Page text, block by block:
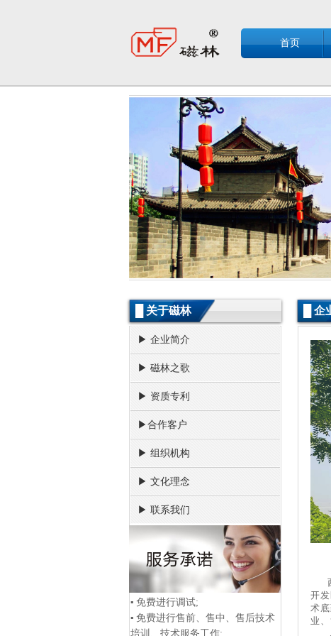
首页
█ 企
█ 关于磁林
▶ 企业简介
▶ 磁林之歌
▶ 资质专利
▶合作客户
▶ 组织机构
▶ 文化理念
▶ 联系我们
开
术
业
▪ 免费进行调试;
▪ 免费进行售前、售中、售后技术
培训、技术服务工作;